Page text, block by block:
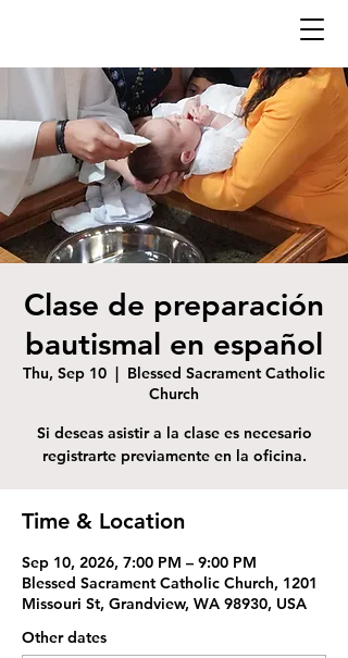
Clase de preparación
bautismal en español
Thu, Sep 10
  |
Blessed Sacrament Catholic
Church
Si deseas asistir a la clase es necesario
registrarte previamente en la oficina.
Time & Location
Sep 10, 2026, 7:00 PM – 9:00 PM
Blessed Sacrament Catholic Church, 1201
Missouri St, Grandview, WA 98930, USA
Other dates